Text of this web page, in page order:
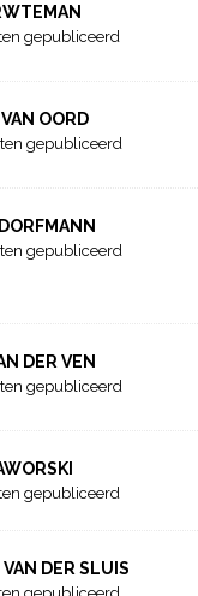
gepubliceerd
OORD
gepubliceerd
gepubliceerd
DER VEN
gepubliceerd
gepubliceerd
DER SLUIS